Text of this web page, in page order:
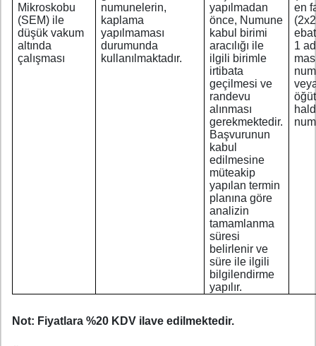
Mikroskobu
(SEM) ile
düşük vakum
altında
çalışması
numunelerin,
kaplama
yapılmaması
durumunda
kullanılmaktadır.
yapılmadan
önce, Numune
kabul birimi
aracılığı ile
ilgili birimle
irtibata
geçilmesi ve
randevu
alınması
gerekmektedir.
Başvurunun
kabul
edilmesine
müteakip
yapılan termin
planına göre
analizin
tamamlanma
süresi
belirlenir ve
süre ile ilgili
bilgilendirme
yapılır.
en
1
Not: Fiyatlara %20 KDV ilave edilmektedir.